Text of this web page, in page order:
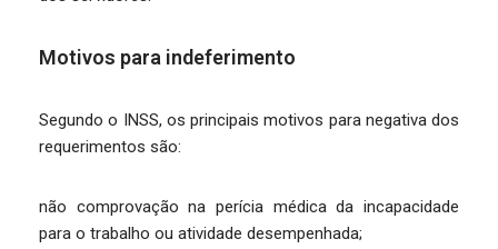
Motivos para indeferimento
Segundo o INSS, os principais motivos para negativa dos
requerimentos são:
não comprovação na perícia médica da incapacidade
para o trabalho ou atividade desempenhada;